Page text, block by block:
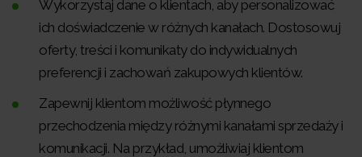
Wykorzystaj dane o klientach, aby personalizować
ich doświadczenie w różnych kanałach. Dostosowuj
oferty, treści i komunikaty do indywidualnych
preferencji i zachowań zakupowych klientów.
Zapewnij klientom możliwość płynnego
przechodzenia między różnymi kanałami sprzedaży i
komunikacji. Na przykład, umożliwiaj klientom